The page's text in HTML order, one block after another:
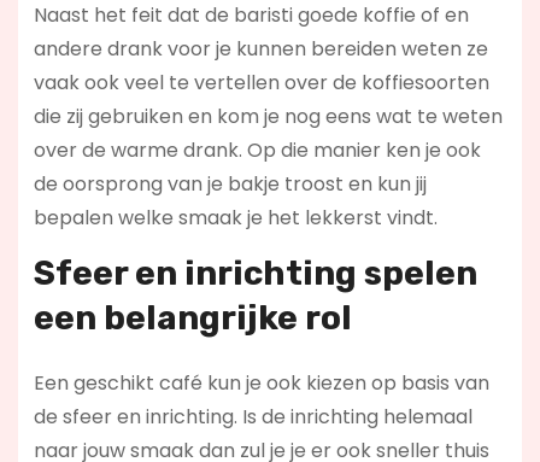
Naast het feit dat de baristi goede koffie of en
andere drank voor je kunnen bereiden weten ze
vaak ook veel te vertellen over de koffiesoorten
die zij gebruiken en kom je nog eens wat te weten
over de warme drank. Op die manier ken je ook
de oorsprong van je bakje troost en kun jij
bepalen welke smaak je het lekkerst vindt.
Sfeer en inrichting spelen
een belangrijke rol
Een geschikt café kun je ook kiezen op basis van
de sfeer en inrichting. Is de inrichting helemaal
naar jouw smaak dan zul je je er ook sneller thuis